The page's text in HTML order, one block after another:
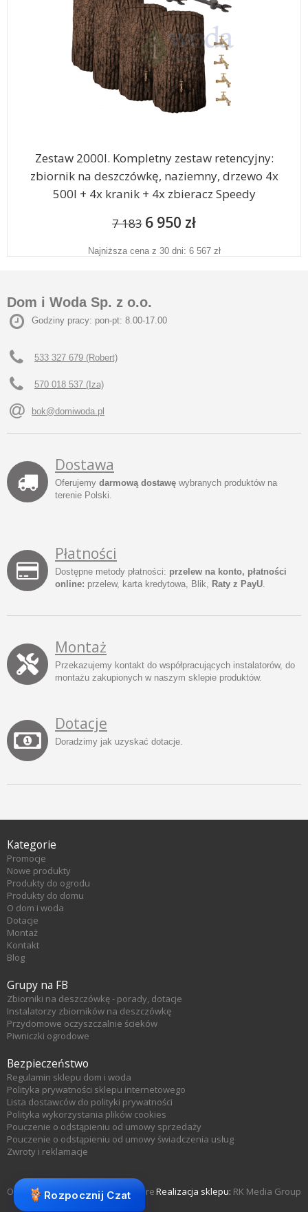
Zestaw 2000l. Kompletny zestaw retencyjny:
zbiornik na deszczówkę, naziemny, drzewo 4x
500l + 4x kranik + 4x zbieracz Speedy
7 183 6 950 zł
Najniższa cena z 30 dni: 6 567 zł
Dom i Woda Sp. z o.o.
Godziny pracy: pon-pt: 8.00-17.00
533 327 679 (Robert)
570 018 537 (Iza)
bok@domiwoda.pl
Dostawa
Oferujemy darmową dostawę wybranych produktów na
terenie Polski.
Płatności
Dostępne metody płatności: przelew na konto, płatności
online: przelew, karta kredytowa, Blik, Raty z PayU.
Montaż
Przekazujemy kontakt do współpracujących instalatorów, do
montażu zakupionych w naszym sklepie produktów.
Dotacje
Doradzimy jak uzyskać dotacje.
Kategorie
Promocje
Nowe produkty
Produkty do ogrodu
Produkty do domu
O dom i woda
Dotacje
Montaż
Kontakt
Blog
Grupy na FB
Zbiorniki na deszczówkę - porady, dotacje
Instalatorzy zbiorników na deszczówkę
Przydomowe oczyszczalnie ścieków
Piwniczki ogrodowe
Bezpieczeństwo
Regulamin sklepu dom i woda
Polityka prywatności sklepu internetowego
Lista dostawców do polityki prywatności
Polityka wykorzystania plików cookies
Pouczenie o odstąpieniu od umowy sprzedaży
Pouczenie o odstąpieniu od umowy świadczenia usług
Zwroty i reklamacje
Realizacja sklepu: RK Media Group
Oprogramowanie sklepu KQS.store
Rozpocznij Czat